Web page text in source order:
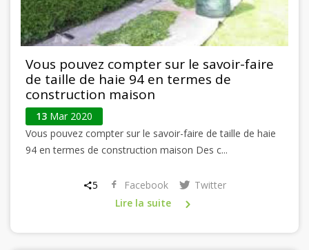
Vous pouvez compter sur le savoir-faire
de taille de haie 94 en termes de
construction maison
13 Mar 2020
Vous pouvez compter sur le savoir-faire de taille de haie
94 en termes de construction maison Des c...
5 Facebook
Twitter
Lire la suite